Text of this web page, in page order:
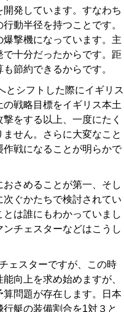
発しています。すなわち
動半径を持つことです。
撃機になっています。主
十分だったからです。距
節約できるからです。
シフトした際にイギリス
戦略目標をイギリス本土
をする以上、一度にたく
せん。さらに大変なこと
戦になることが明らかで
さめることが第一、そし
ぐかたちで検討されてい
は誰にもわかっていまし
チェスターなどはこうし
ェスターですが、この時
向上を求め始めますが、
問題が存在します。日本
艇の装備割合を1対３と